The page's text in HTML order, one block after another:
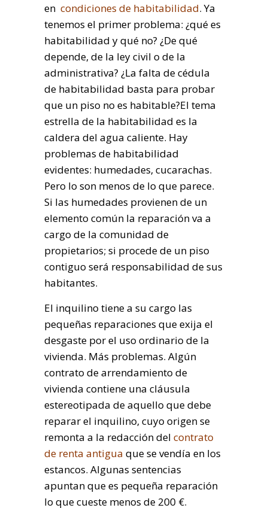
en condiciones de habitabilidad. Ya
tenemos el primer problema: ¿qué es
habitabilidad y qué no? ¿De qué
depende, de la ley civil o de la
administrativa? ¿La falta de cédula
de habitabilidad basta para probar
que un piso no es habitable?El tema
estrella de la habitabilidad es la
caldera del agua caliente. Hay
problemas de habitabilidad
evidentes: humedades, cucarachas.
Pero lo son menos de lo que parece.
Si las humedades provienen de un
elemento común la reparación va a
cargo de la comunidad de
propietarios; si procede de un piso
contiguo será responsabilidad de sus
habitantes.
El inquilino tiene a su cargo las
pequeñas reparaciones que exija el
desgaste por el uso ordinario de la
vivienda. Más problemas. Algún
contrato de arrendamiento de
vivienda contiene una cláusula
estereotipada de aquello que debe
reparar el inquilino, cuyo origen se
remonta a la redacción del contrato
de renta antigua que se vendía en los
estancos. Algunas sentencias
apuntan que es pequeña reparación
lo que cueste menos de 200 €.